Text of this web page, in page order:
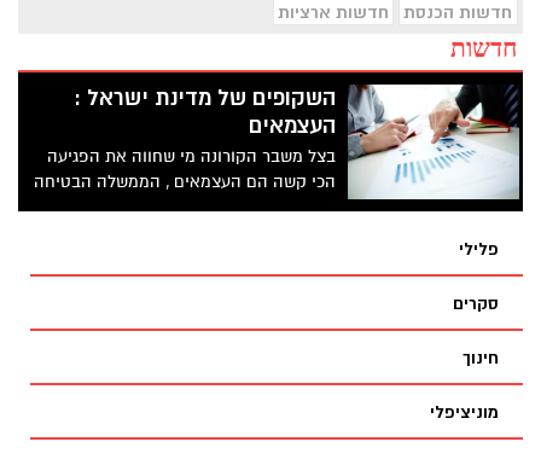
חדשות הכנסת
חדשות ארציות
חדשות
השקופים של מדינת ישראל :
העצמאים
בצל משבר הקורונה מי שחווה את הפגיעה
הכי קשה הם העצמאים , הממשלה הבטיחה
חבילת סיוע למשק בהיקף של 80 מיליארד
ומשקי בית שמרוויחים יותר מ–340 אלף שקל
פלילי
סקרים
חינוך
מוניציפלי